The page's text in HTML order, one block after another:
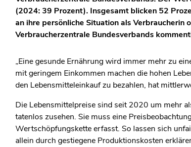
(2024: 39 Prozent). Insgesamt blicken 52
an ihre persönliche Situation als Verbraucherin
Verbraucherzentrale Bundesverbands
„Eine gesunde Ernährung wird immer mehr zu
mit geringem Einkommen machen die hohen
den Lebensmitteleinkauf zu bezahlen, hat
Die Lebensmittelpreise sind seit 2020 um mehr
tatenlos zusehen. Sie muss eine
Wertschöpfungskette erfasst. So lassen sich
allein durch gestiegene Produktionskosten